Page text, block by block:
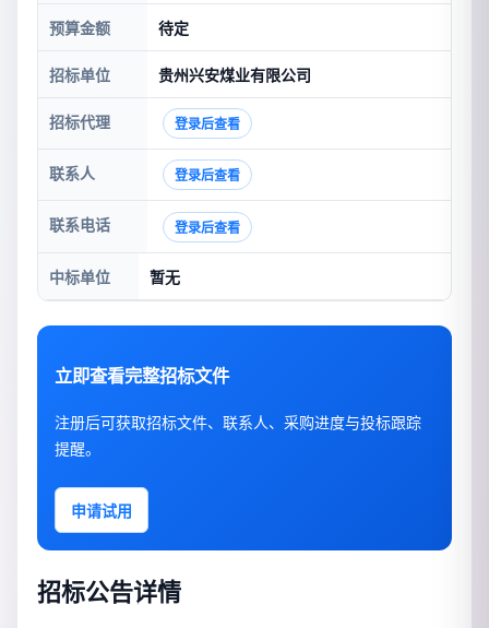
预算金额 待定
招标单位 贵州兴安煤业有限公司
招标代理 登录后查看
联系人 登录后查看
联系电话 登录后查看
中标单位 暂无
立即查看完整招标文件
注册后可获取招标文件、联系人、采购进度与投标跟踪
提醒。
申请试用
招标公告详情